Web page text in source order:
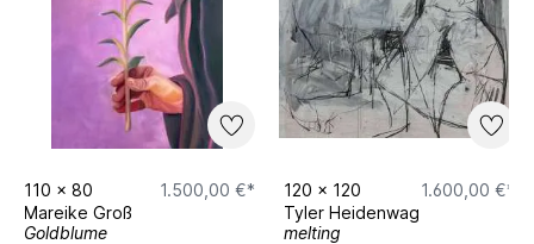
110 x 80
1.500,00 €*
Mareike Groß
Goldblume
120 x 120
1.600,00 €*
Tyler Heidenwag
melting